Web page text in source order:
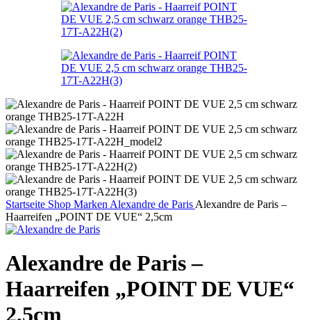
Startseite Shop Marken Alexandre de Paris Alexandre de Paris –
Haarreifen „POINT DE VUE“ 2,5cm
Alexandre de Paris –
Haarreifen „POINT DE VUE“
2,5cm